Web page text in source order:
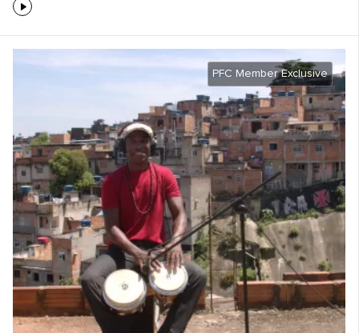
PFC Member Exclusive